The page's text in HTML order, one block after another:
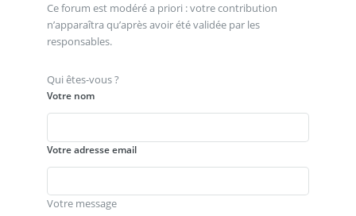
Ce forum est modéré a priori : votre contribution
n’apparaîtra qu’après avoir été validée par les
responsables.
Qui êtes-vous ?
Votre nom
Votre adresse email
Votre message